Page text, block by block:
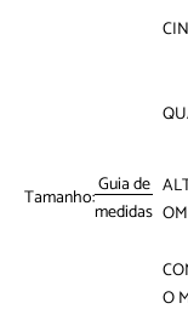
Tamanho:Guia de
medidas
O